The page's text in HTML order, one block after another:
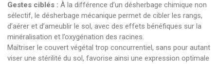
Gestes ciblés : À la différence d’un désherbage chimique non
sélectif, le désherbage mécanique permet de cibler les rangs,
d’aérer et d’ameublir le sol, avec des effets bénéfiques sur la
minéralisation et l’oxygénation des racines.
Maîtriser le couvert végétal trop concurrentiel, sans pour autant
viser une stérilité du sol, favorise ainsi une expression optimale